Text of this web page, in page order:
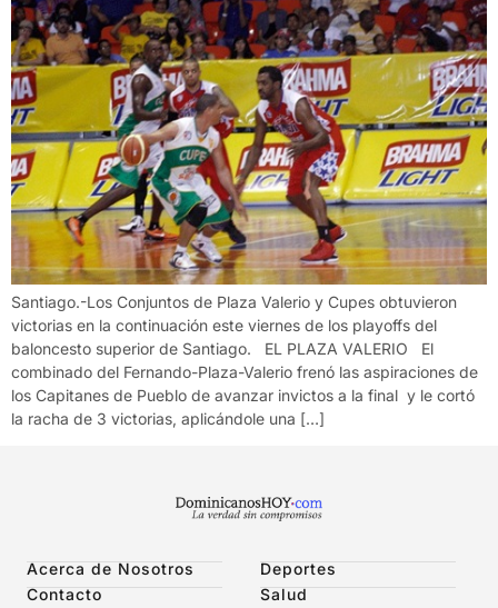
Santiago.-Los Conjuntos de Plaza Valerio y Cupes obtuvieron
victorias en la continuación este viernes de los playoffs del
baloncesto superior de Santiago. EL PLAZA VALERIO El
combinado del Fernando-Plaza-Valerio frenó las aspiraciones de
los Capitanes de Pueblo de avanzar invictos a la final y le cortó
la racha de 3 victorias, aplicándole una […]
Acerca de Nosotros
Contacto
Deportes
Salud